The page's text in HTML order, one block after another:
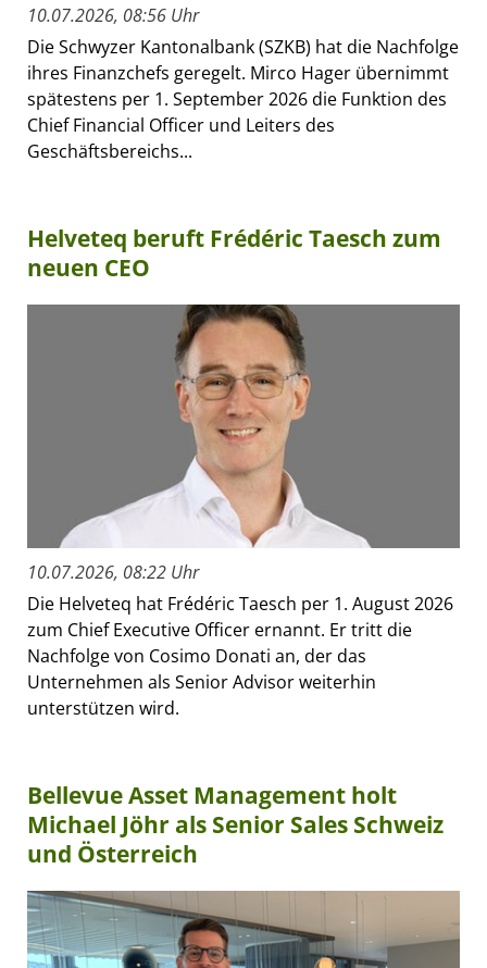
10.07.2026, 08:56 Uhr
Die Schwyzer Kantonalbank (SZKB) hat die Nachfolge
ihres Finanzchefs geregelt. Mirco Hager übernimmt
spätestens per 1. September 2026 die Funktion des
Chief Financial Officer und Leiters des
Geschäftsbereichs...
Helveteq beruft Frédéric Taesch zum
neuen CEO
10.07.2026, 08:22 Uhr
Die Helveteq hat Frédéric Taesch per 1. August 2026
zum Chief Executive Officer ernannt. Er tritt die
Nachfolge von Cosimo Donati an, der das
Unternehmen als Senior Advisor weiterhin
unterstützen wird.
Bellevue Asset Management holt
Michael Jöhr als Senior Sales Schweiz
und Österreich